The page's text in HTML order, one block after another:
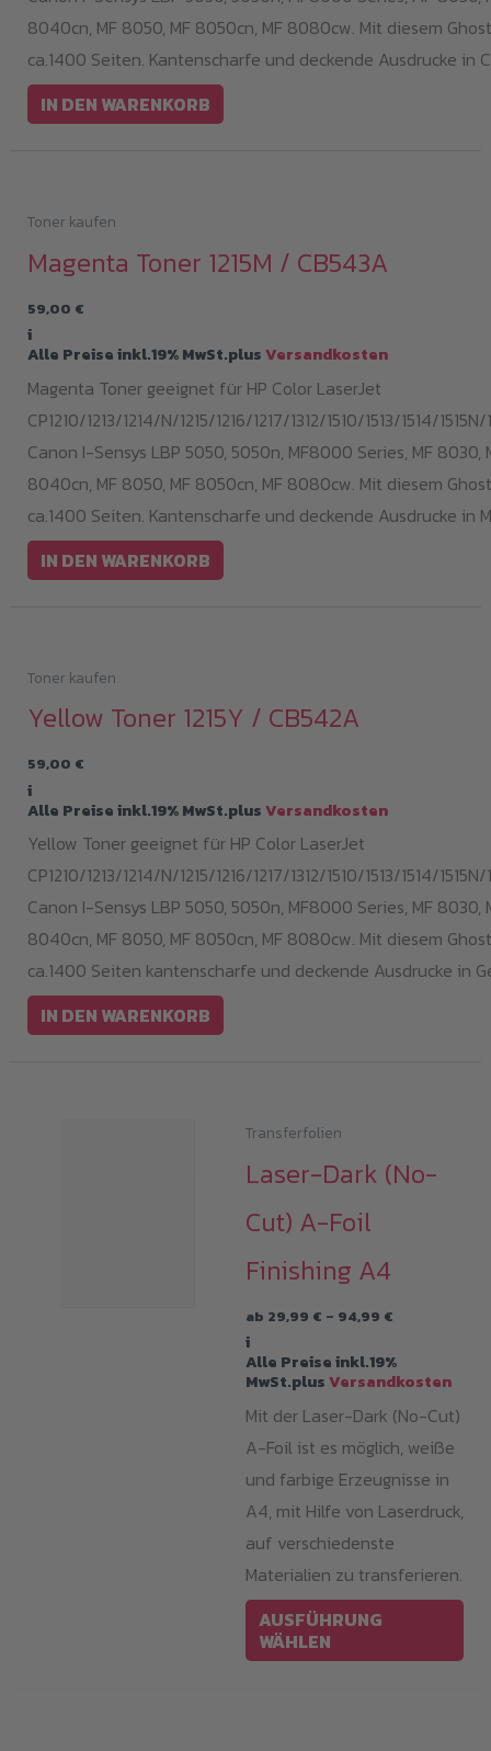
8040cn, MF 8050, MF 8050cn, MF 8080cw. Mit diesem
ca.1400 Seiten. Kantenscharfe und deckende Ausdrucke in
IN DEN WARENKORB
Toner kaufen
Magenta Toner 1215M / CB543A
59,00 €
i
Alle Preise inkl.19% MwSt.plusVersandkosten
Magenta Toner geeignet für HP Color LaserJet
CP1210/1213/1214/N/1215/1216/1217/1312/1510/1513/1514/
Canon I-Sensys LBP 5050, 5050n, MF8000 Series, MF 8030,
8040cn, MF 8050, MF 8050cn, MF 8080cw. Mit diesem
ca.1400 Seiten. Kantenscharfe und deckende Ausdrucke in
IN DEN WARENKORB
Toner kaufen
Yellow Toner 1215Y / CB542A
59,00 €
i
Alle Preise inkl.19% MwSt.plusVersandkosten
Yellow Toner geeignet für HP Color LaserJet
CP1210/1213/1214/N/1215/1216/1217/1312/1510/1513/1514/
Canon I-Sensys LBP 5050, 5050n, MF8000 Series, MF 8030,
8040cn, MF 8050, MF 8050cn, MF 8080cw. Mit diesem
ca.1400 Seiten kantenscharfe und deckende Ausdrucke in
IN DEN WARENKORB
Transferfolien
Laser-Dark (No-
Cut) A-Foil
Finishing A4
ab 29,99 € – 94,99 €
94,99 €
i
Alle Preise inkl.19%
MwSt.plusVersandkosten
Mit der Laser-Dark (No-Cut)
A-Foil ist es möglich, weiße
und farbige Erzeugnisse in
A4, mit Hilfe von Laserdruck,
auf verschiedenste
Materialien zu transferieren.
AUSFÜHRUNG
WÄHLEN